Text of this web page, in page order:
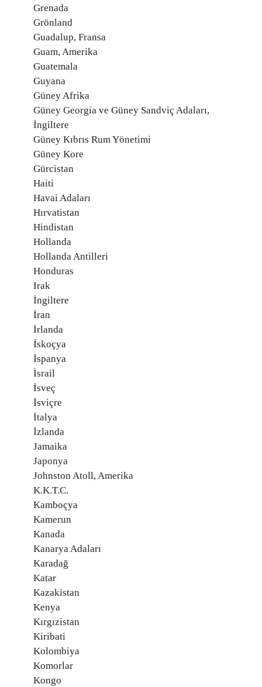
Grenada
Grönland
Guadalup, Fransa
Guam, Amerika
Guatemala
Guyana
Güney Afrika
Güney Georgia ve Güney Sandviç Adaları,
İngiltere
Güney Kıbrıs Rum Yönetimi
Güney Kore
Gürcistan
Haiti
Havai Adaları
Hırvatistan
Hindistan
Hollanda
Hollanda Antilleri
Honduras
Irak
İngiltere
İran
İrlanda
İskoçya
İspanya
İsrail
İsveç
İsviçre
İtalya
İzlanda
Jamaika
Japonya
Johnston Atoll, Amerika
K.K.T.C.
Kamboçya
Kamerun
Kanada
Kanarya Adaları
Karadağ
Katar
Kazakistan
Kenya
Kırgızistan
Kiribati
Kolombiya
Komorlar
Kongo